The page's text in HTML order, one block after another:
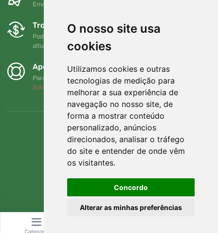
O nosso site usa
cookies
Utilizamos cookies e outras
tecnologias de medição para
melhorar a sua experiência de
navegação no nosso site, de
forma a mostrar conteúdo
personalizado, anúncios
direcionados, analisar o tráfego
do site e entender de onde vêm
os visitantes.
Concordo
Alterar as minhas preferências
Envio gratuito para encomendas superiores a 80 EUR
Trocas e devoluções gratuitas
Pode devolver ou trocar a sua encomenda em qualquer
altura no prazo de 90 dias
Apoiamos a Trees.org
Para cada encomenda plantamos uma árvore! Leia mais
Sobre nós